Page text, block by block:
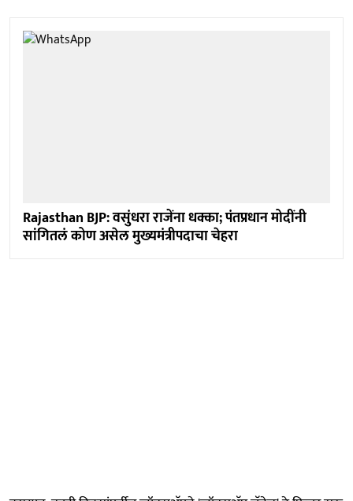
Rajasthan BJP: वसुंधरा राजेंना धक्का; पंतप्रधान मोदींनी
सांगितलं कोण असेल मुख्यमंत्रीपदाचा चेहरा